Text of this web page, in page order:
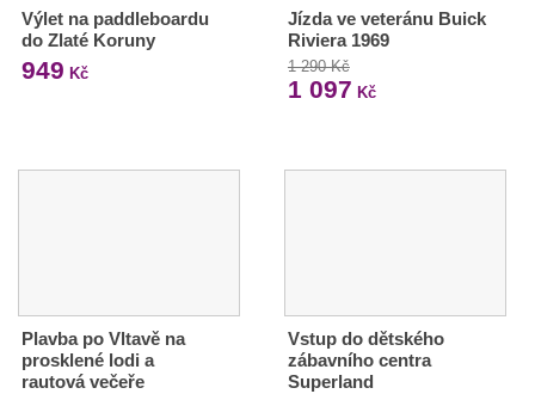
Výlet na paddleboardu
do Zlaté Koruny
949 Kč
Jízda ve veteránu Buick
Riviera 1969
1 290 Kč
1 097 Kč
Plavba po Vltavě na
prosklené lodi a
rautová večeře
Vstup do dětského
zábavního centra
Superland